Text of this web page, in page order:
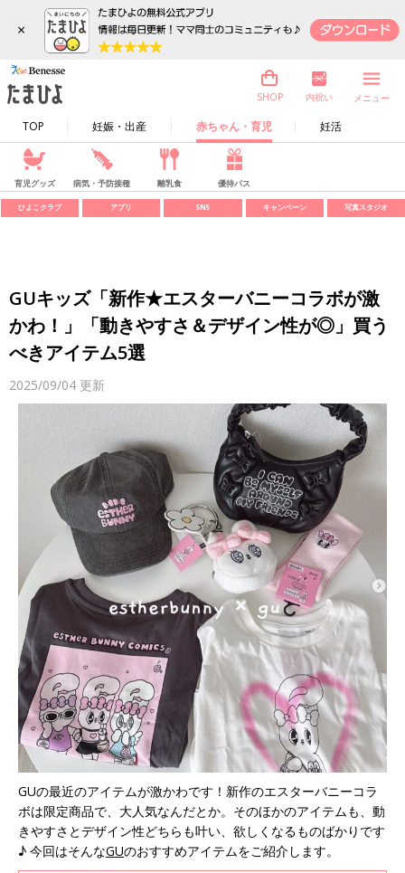
×
TOP 妊娠・出産 赤ちゃん・育児 妊活
SHOP 内祝い メニュー
育児グッズ 病気・予防接種 離乳食 優待パス
ひよこクラブ アプリ SNS キャンペーン 写真スタジオ
GUキッズ「新作★エスターバニーコラボが激
かわ！」「動きやすさ＆デザイン性が◎」買う
べきアイテム5選
2025/09/04 更新
GUの最近のアイテムが激かわです！新作のエスターバニーコラ
ボは限定商品で、大人気なんだとか。そのほかのアイテムも、動
きやすさとデザイン性どちらも叶い、欲しくなるものばかりです
♪ 今回はそんなGUのおすすめアイテムをご紹介します。